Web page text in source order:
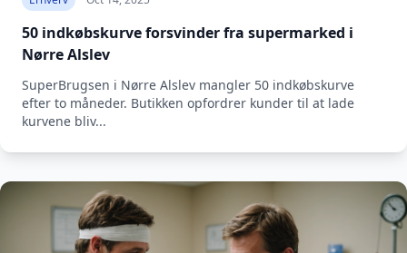
50 indkøbskurve forsvinder fra supermarked i
Nørre Alslev
SuperBrugsen i Nørre Alslev mangler 50 indkøbskurve
efter to måneder. Butikken opfordrer kunder til at lade
kurvene bliv...